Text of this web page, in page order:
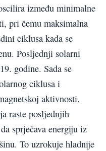
između minimalne
pri čemu maksimalna
ciklusa kada se
Posljednji solarni
godine. Sada se
ciklusa i
aktivnosti.
raste posljednjih
sprječava energiju iz
To uzrokuje hladnije